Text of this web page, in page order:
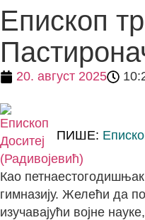
Епископ
20. август 2025
ПИШЕ:
Као
гимназију. Желећи да
изучавајући војне